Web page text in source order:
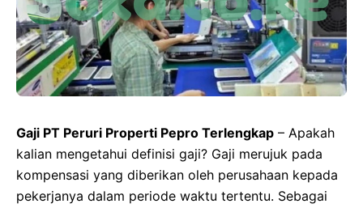
Gaji PT Peruri Properti Pepro Terlengkap – Apakah
kalian mengetahui definisi gaji? Gaji merujuk pada
kompensasi yang diberikan oleh perusahaan kepada
pekerjanya dalam periode waktu tertentu. Sebagai